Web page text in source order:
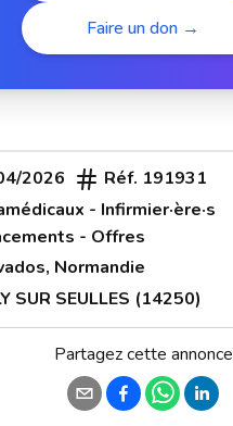
Faire un don →
2026 Réf. 191931
- Infirmier·ère·s
- Offres
, Normandie
SUR SEULLES (14250)
Partagez cette annonce